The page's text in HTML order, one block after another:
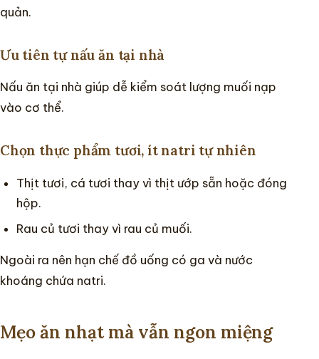
quản.
Ưu tiên tự nấu ăn tại nhà
Nấu ăn tại nhà giúp dễ kiểm soát lượng muối nạp
vào cơ thể.
Chọn thực phẩm tươi, ít natri tự nhiên
Thịt tươi, cá tươi thay vì thịt ướp sẵn hoặc đóng
hộp.
Rau củ tươi thay vì rau củ muối.
Ngoài ra nên hạn chế đồ uống có ga và nước
khoáng chứa natri.
Mẹo ăn nhạt mà vẫn ngon miệng